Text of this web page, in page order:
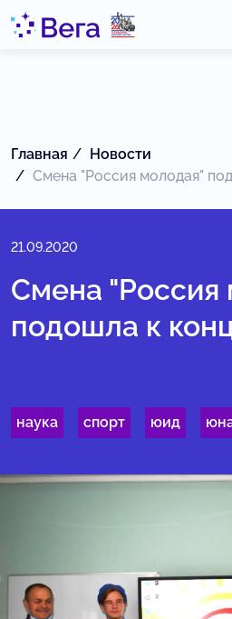
Главная
Новости
Смена "Россия молодая"
21.09.2020
Смена "Россия
подошла к
наука спорт юид